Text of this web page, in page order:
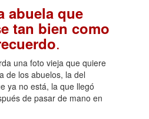
abuela que
tan bien como
.
una foto vieja que quiere
de los abuelos, la del
ya no está, la que llegó
de pasar de mano en